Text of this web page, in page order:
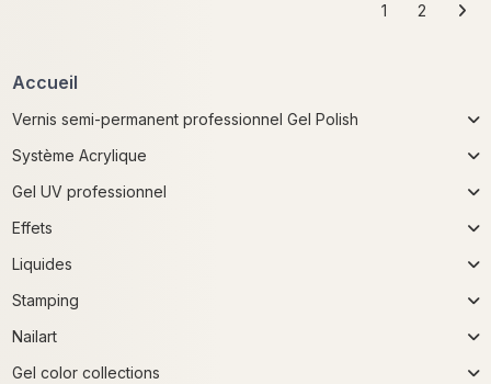
1 2
Accueil
Vernis semi-permanent professionnel Gel Polish
Système Acrylique
Gel UV professionnel
Effets
Liquides
Stamping
Nailart
Gel color collections